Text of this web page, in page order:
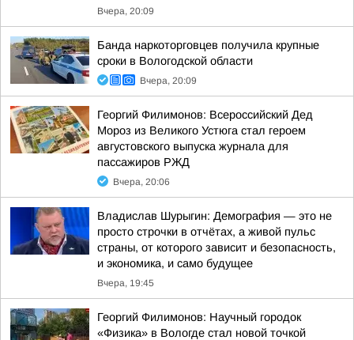
Вчера, 20:09
Банда наркоторговцев получила крупные
сроки в Вологодской области
Вчера, 20:09
Георгий Филимонов: Всероссийский Дед
Мороз из Великого Устюга стал героем
августовского выпуска журнала для
пассажиров РЖД
Вчера, 20:06
Владислав Шурыгин: Демография — это не
просто строчки в отчётах, а живой пульс
страны, от которого зависит и безопасность,
и экономика, и само будущее
Вчера, 19:45
Георгий Филимонов: Научный городок
«Физика» в Вологде стал новой точкой